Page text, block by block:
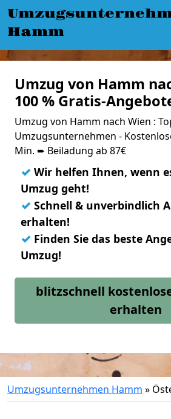
Hamm
Umzug von Hamm
100 % Gratis-
Umzug von Hamm nach Wien :
Umzugsunternehmen -
Min. ➨ Beiladung ab 87€
✓ Wir helfen Ihnen, wenn
Umzug geht!
✓ Schnell & unverbindlich
erhalten!
✓ Finden Sie das beste
Umzug!
blitzschnell
erhalten
Umzugsunternehmen Hamm »